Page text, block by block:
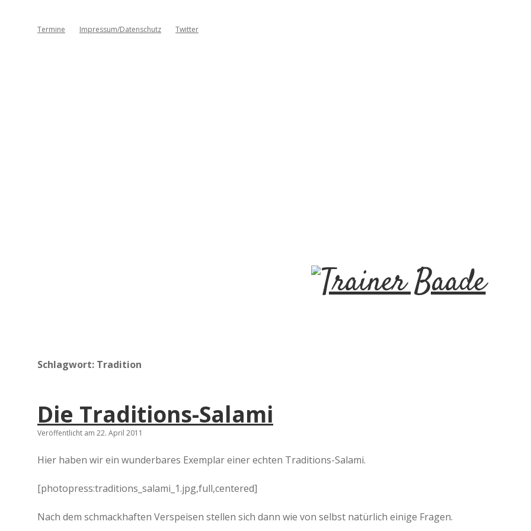
Termine Impressum/Datenschutz Twitter
T
e
Schlagwort: Tradition
Die Traditions-Salami
Veröffentlicht am 22. April 2011
Hier haben wir ein wunderbares Exemplar einer echten Traditions-Salami.
[photopress:traditions_salami_1.jpg,full,centered]
Nach dem schmackhaften Verspeisen stellen sich dann wie von selbst natürlich einige Fragen.